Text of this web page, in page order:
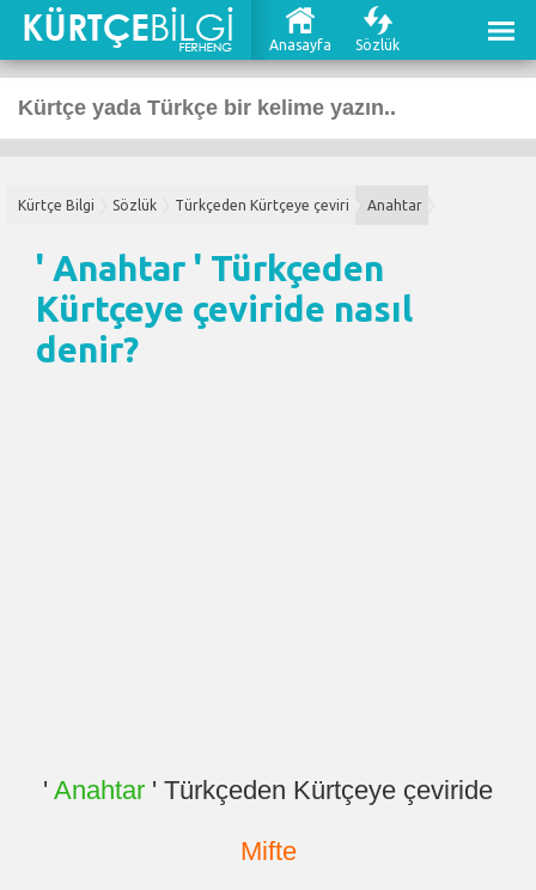
Anasayfa Sözlük
Kürtçe Bilgi Sözlük Türkçeden Kürtçeye çeviri Anahtar
' Anahtar ' Türkçeden
Kürtçeye çeviride nasıl
denir?
' Anahtar ' Türkçeden Kürtçeye çeviride
Mifte